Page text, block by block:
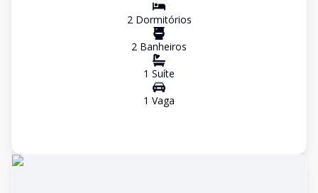
2Dormitórios
2 Banheiros
1 Suíte
1 Vaga